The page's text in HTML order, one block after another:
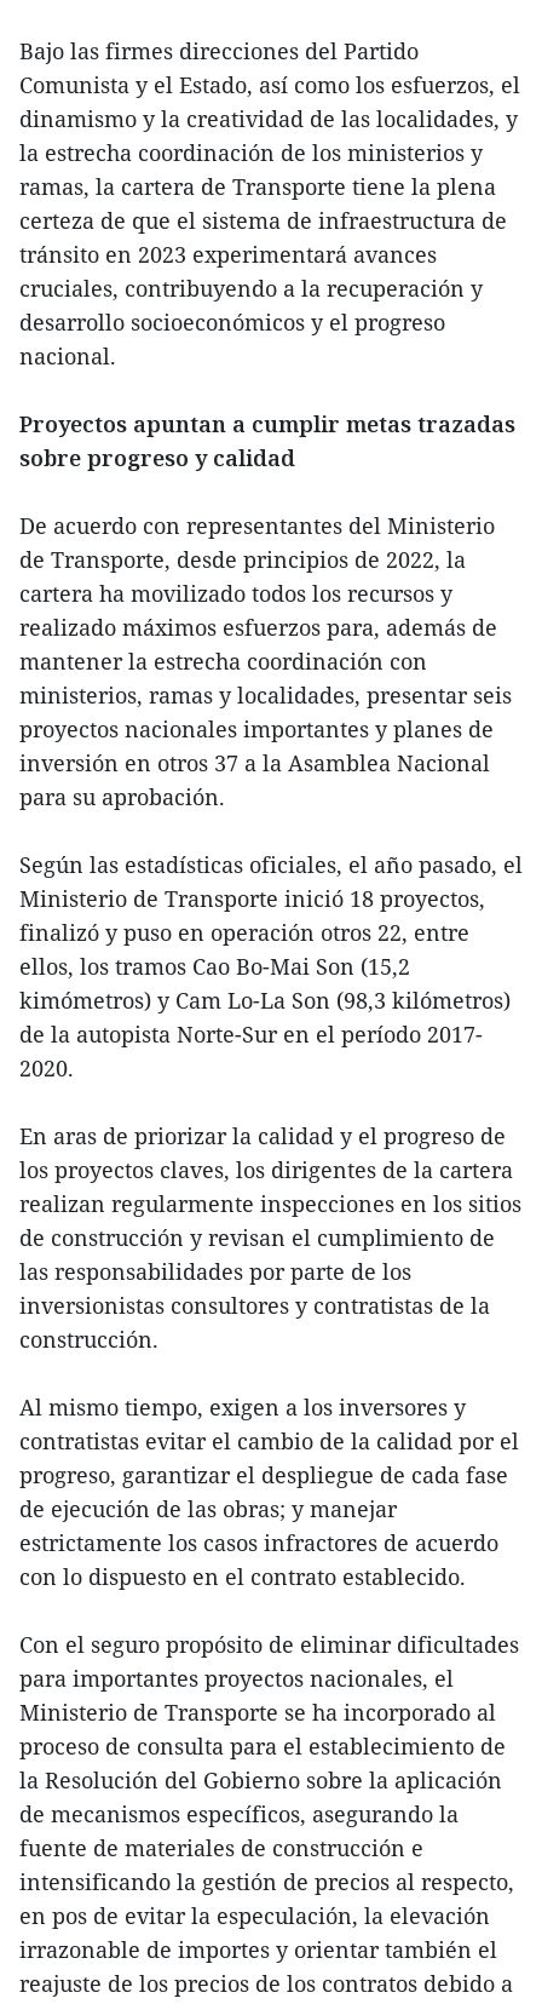
Bajo las firmes direcciones del Partido
Comunista y el Estado, así como los esfuerzos, el
dinamismo y la creatividad de las localidades, y
la estrecha coordinación de los ministerios y
ramas, la cartera de Transporte tiene la plena
certeza de que el sistema de infraestructura de
tránsito en 2023 experimentará avances
cruciales, contribuyendo a la recuperación y
desarrollo socioeconómicos y el progreso
nacional.
Proyectos apuntan a cumplir metas trazadas
sobre progreso y calidad
De acuerdo con representantes del Ministerio
de Transporte, desde principios de 2022, la
cartera ha movilizado todos los recursos y
realizado máximos esfuerzos para, además de
mantener la estrecha coordinación con
ministerios, ramas y localidades, presentar seis
proyectos nacionales importantes y planes de
inversión en otros 37 a la Asamblea Nacional
para su aprobación.
Según las estadísticas oficiales, el año pasado, el
Ministerio de Transporte inició 18 proyectos,
finalizó y puso en operación otros 22, entre
ellos, los tramos Cao Bo-Mai Son (15,2
kimómetros) y Cam Lo-La Son (98,3 kilómetros)
de la autopista Norte-Sur en el período 2017-
2020.
En aras de priorizar la calidad y el progreso de
los proyectos claves, los dirigentes de la cartera
realizan regularmente inspecciones en los sitios
de construcción y revisan el cumplimiento de
las responsabilidades por parte de los
inversionistas consultores y contratistas de la
construcción.
Al mismo tiempo, exigen a los inversores y
contratistas evitar el cambio de la calidad por el
progreso, garantizar el despliegue de cada fase
de ejecución de las obras; y manejar
estrictamente los casos infractores de acuerdo
con lo dispuesto en el contrato establecido.
Con el seguro propósito de eliminar dificultades
para importantes proyectos nacionales, el
Ministerio de Transporte se ha incorporado al
proceso de consulta para el establecimiento de
la Resolución del Gobierno sobre la aplicación
de mecanismos específicos, asegurando la
fuente de materiales de construcción e
intensificando la gestión de precios al respecto,
en pos de evitar la especulación, la elevación
irrazonable de importes y orientar también el
reajuste de los precios de los contratos debido a